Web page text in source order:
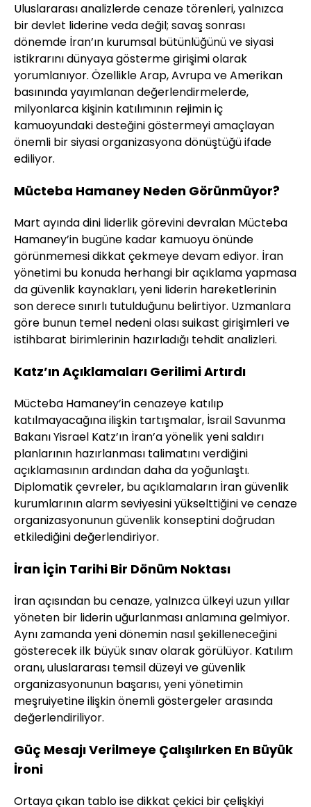
Uluslararası analizlerde cenaze törenleri, yalnızca
bir devlet liderine veda değil; savaş sonrası
dönemde İran’ın kurumsal bütünlüğünü ve siyasi
istikrarını dünyaya gösterme girişimi olarak
yorumlanıyor. Özellikle Arap, Avrupa ve Amerikan
basınında yayımlanan değerlendirmelerde,
milyonlarca kişinin katılımının rejimin iç
kamuoyundaki desteğini göstermeyi amaçlayan
önemli bir siyasi organizasyona dönüştüğü ifade
ediliyor.
Mücteba Hamaney Neden Görünmüyor?
Mart ayında dini liderlik görevini devralan Mücteba
Hamaney’in bugüne kadar kamuoyu önünde
görünmemesi dikkat çekmeye devam ediyor. İran
yönetimi bu konuda herhangi bir açıklama yapmasa
da güvenlik kaynakları, yeni liderin hareketlerinin
son derece sınırlı tutulduğunu belirtiyor. Uzmanlara
göre bunun temel nedeni olası suikast girişimleri ve
istihbarat birimlerinin hazırladığı tehdit analizleri.
Katz’ın Açıklamaları Gerilimi Artırdı
Mücteba Hamaney’in cenazeye katılıp
katılmayacağına ilişkin tartışmalar, İsrail Savunma
Bakanı Yisrael Katz’ın İran’a yönelik yeni saldırı
planlarının hazırlanması talimatını verdiğini
açıklamasının ardından daha da yoğunlaştı.
Diplomatik çevreler, bu açıklamaların İran güvenlik
kurumlarının alarm seviyesini yükselttiğini ve cenaze
organizasyonunun güvenlik konseptini doğrudan
etkilediğini değerlendiriyor.
İran İçin Tarihi Bir Dönüm Noktası
İran açısından bu cenaze, yalnızca ülkeyi uzun yıllar
yöneten bir liderin uğurlanması anlamına gelmiyor.
Aynı zamanda yeni dönemin nasıl şekilleneceğini
gösterecek ilk büyük sınav olarak görülüyor. Katılım
oranı, uluslararası temsil düzeyi ve güvenlik
organizasyonunun başarısı, yeni yönetimin
meşruiyetine ilişkin önemli göstergeler arasında
değerlendiriliyor.
Güç Mesajı Verilmeye Çalışılırken En Büyük
İroni
Ortaya çıkan tablo ise dikkat çekici bir çelişkiyi